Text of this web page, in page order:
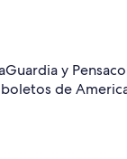
y
de